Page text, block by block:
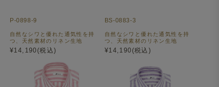
P-0898-9
自然なシワと優れた通気性を持
つ、天然素材のリネン生地
¥14,190(税込)
BS-0883-3
自然なシワと優れた通気性を持
つ、天然素材のリネン生地
¥14,190(税込)